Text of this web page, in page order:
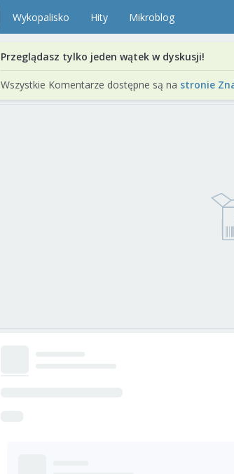
Wykopalisko Hity Mikroblog
Przeglądasz tylko jeden wątek w dyskusji!
Wszystkie Komentarze dostępne są na stronie